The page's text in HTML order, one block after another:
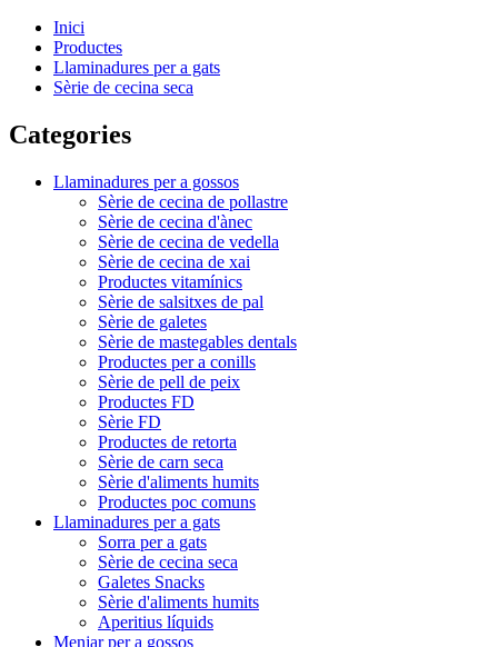
Inici
Productes
Llaminadures per a gats
Sèrie de cecina seca
Categories
Llaminadures per a gossos
Sèrie de cecina de pollastre
Sèrie de cecina d'ànec
Sèrie de cecina de vedella
Sèrie de cecina de xai
Productes vitamínics
Sèrie de salsitxes de pal
Sèrie de galetes
Sèrie de mastegables dentals
Productes per a conills
Sèrie de pell de peix
Productes FD
Sèrie FD
Productes de retorta
Sèrie de carn seca
Sèrie d'aliments humits
Productes poc comuns
Llaminadures per a gats
Sorra per a gats
Sèrie de cecina seca
Galetes Snacks
Sèrie d'aliments humits
Aperitius líquids
Menjar per a gossos